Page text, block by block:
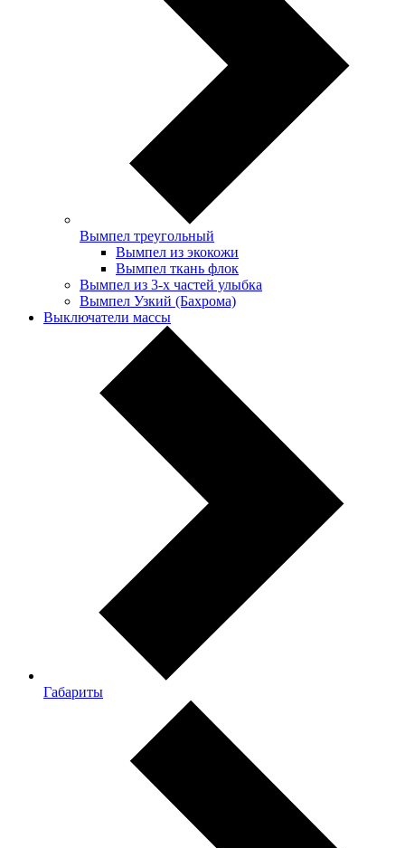
Вымпел треугольный
Вымпел из экокожи
Вымпел ткань флок
Вымпел из 3-х частей улыбка
Вымпел Узкий (Бахрома)
Выключатели массы
Габариты